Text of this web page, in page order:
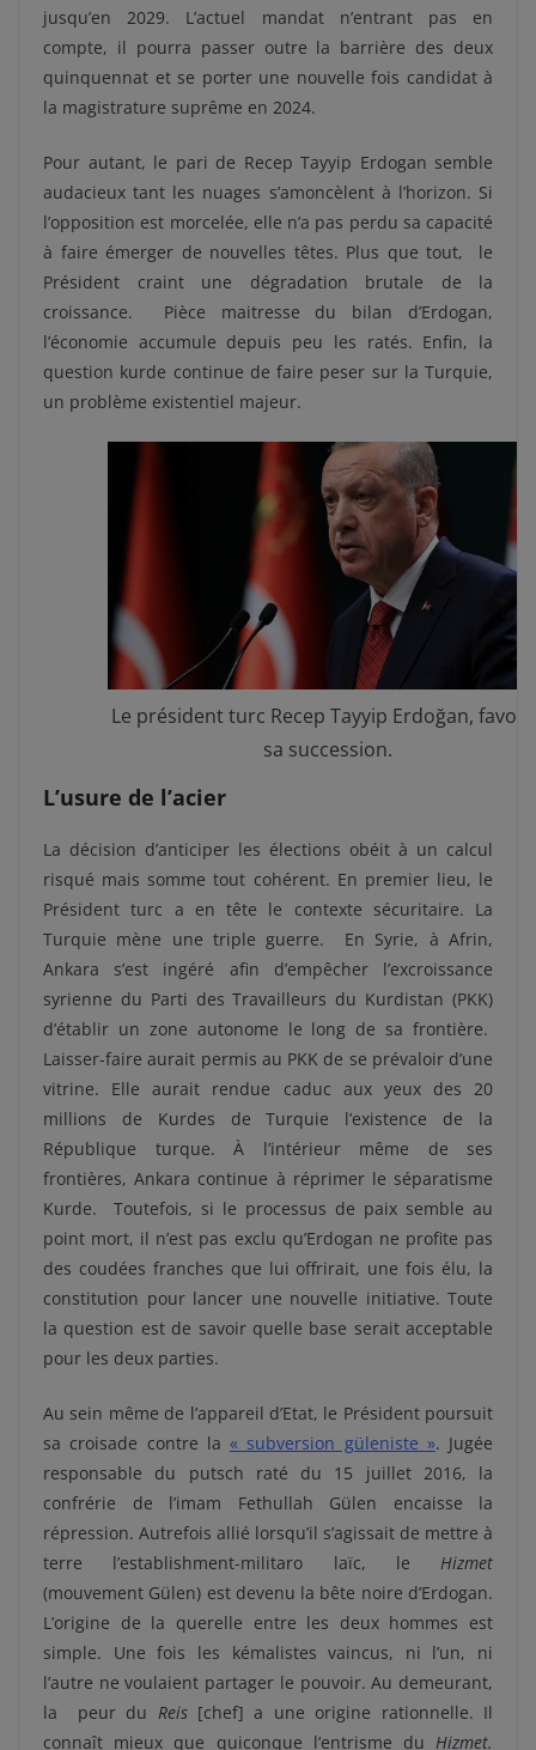
jusqu’en 2029. L’actuel mandat n’entrant pas en
compte, il pourra passer outre la barrière des deux
quinquennat et se porter une nouvelle fois candidat à
la magistrature suprême en 2024.
Pour autant, le pari de Recep Tayyip Erdogan semble
audacieux tant les nuages s’amoncèlent à l’horizon. Si
l’opposition est morcelée, elle n’a pas perdu sa capacité
à faire émerger de nouvelles têtes. Plus que tout,
le
Président craint une dégradation brutale de la
croissance.
Pièce maitresse du bilan d’Erdogan,
l’économie accumule depuis peu les ratés. Enfin, la
question kurde continue de faire peser sur la Turquie,
un problème existentiel majeur.
Le président turc Recep Tayyip Erdoğan, favori
sa succession.
L’usure de l’acier
La décision d’anticiper les élections obéit à un calcul
risqué mais somme tout cohérent. En premier lieu, le
Président turc a en tête le contexte sécuritaire. La
Turquie mène une triple guerre.
En Syrie, à Afrin,
Ankara s’est ingéré afin d’empêcher l’excroissance
syrienne du Parti des Travailleurs du Kurdistan (PKK)
d’établir un zone autonome le long de sa frontière.
Laisser-faire aurait permis au PKK de se prévaloir d’une
vitrine. Elle aurait rendue caduc aux yeux des 20
millions de Kurdes de Turquie l’existence de la
République turque. À l’intérieur même de ses
frontières, Ankara continue à réprimer le séparatisme
Kurde.
Toutefois, si le processus de paix semble au
point mort, il n’est pas exclu qu’Erdogan ne profite pas
des coudées franches que lui offrirait, une fois élu, la
constitution pour lancer une nouvelle initiative. Toute
la question est de savoir quelle base serait acceptable
pour les deux parties.
Au sein même de l’appareil d’Etat, le Président poursuit
sa croisade contre la « subversion güleniste ». Jugée
responsable du putsch raté du 15 juillet 2016, la
confrérie de l’imam Fethullah Gülen encaisse la
répression. Autrefois allié lorsqu’il s’agissait de mettre à
terre l’establishment-militaro laïc, le Hizmet
(mouvement Gülen) est devenu la bête noire d’Erdogan.
L’origine de la querelle entre les deux hommes est
simple. Une fois les kémalistes vaincus, ni l’un, ni
l’autre ne voulaient partager le pouvoir.Au demeurant,
la
peur du Reis [chef] a une origine rationnelle. Il
connaît mieux que quiconque l’entrisme du Hizmet.